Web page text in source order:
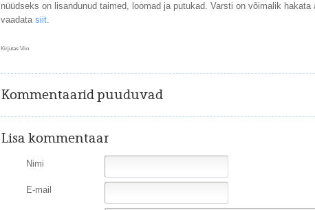
nüüdseks on lisandunud taimed, loomad ja putukad. Varsti on võimalik
vaadatasiit.
Kirjutas Viio
Kommentaarid puuduvad
Lisa kommentaar
Nimi
E-mail